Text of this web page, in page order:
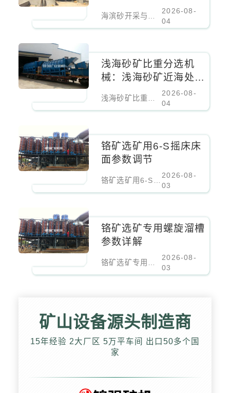
海滨砂开采与选矿厂
2026-08-
04
浅海砂矿比重分选机
械：浅海砂矿近海处理
浅海砂矿比重分选机械：浅海砂矿近海处理设备
2026-08-
04
铬矿选矿用6-S摇床床
面参数调节
铬矿选矿用6-S摇床床面参数调节
2026-08-
03
铬矿选矿专用螺旋溜槽
参数详解
铬矿选矿专用螺旋溜槽参数详解
2026-08-
03
矿山设备源头制造商
15年经验 2大厂区 5万平车间 出口50多个国
家